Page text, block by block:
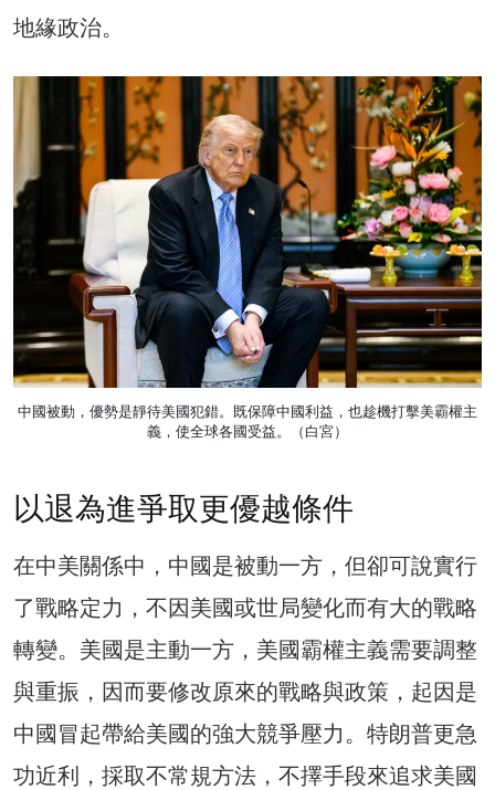
地緣政治。
中國被動，優勢是靜待美國犯錯。既保障中國利益，也趁機打擊美霸權主
義，使全球各國受益。（白宮）
以退為進爭取更優越條件
在中美關係中，中國是被動一方，但卻可說實行
了戰略定力，不因美國或世局變化而有大的戰略
轉變。美國是主動一方，美國霸權主義需要調整
與重振，因而要修改原來的戰略與政策，起因是
中國冒起帶給美國的強大競爭壓力。特朗普更急
功近利，採取不常規方法，不擇手段來追求美國